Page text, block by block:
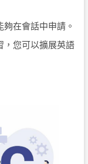
在會話中申請。
，您可以擴展英語